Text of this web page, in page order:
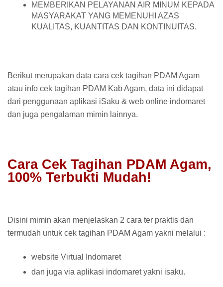
MEMBERIKAN PELAYANAN AIR MINUM KEPADA
MASYARAKAT YANG MEMENUHI AZAS
KUALITAS, KUANTITAS DAN KONTINUITAS.
Berikut merupakan data cara cek tagihan PDAM Agam
atau info cek tagihan PDAM Kab Agam, data ini didapat
dari penggunaan aplikasi iSaku & web online indomaret
dan juga pengalaman mimin lainnya.
Cara Cek Tagihan PDAM Agam,
100% Terbukti Mudah!
Disini mimin akan menjelaskan 2 cara ter praktis dan
termudah untuk cek tagihan PDAM Agam yakni melalui :
website Virtual Indomaret
dan juga via aplikasi indomaret yakni isaku.